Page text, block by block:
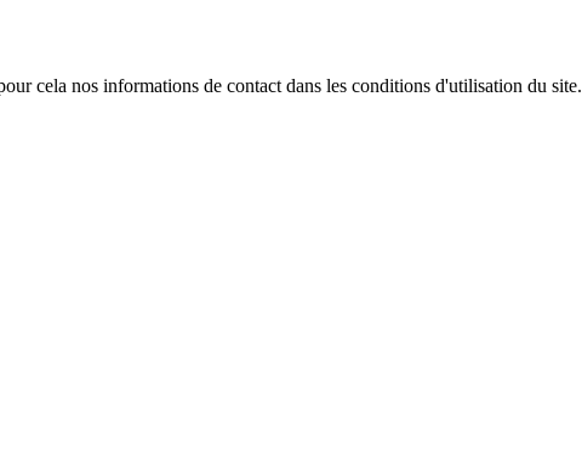
cela nos informations de contact dans les conditions d'utilisation du site.